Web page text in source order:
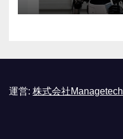
運営: 株式会社Managetech